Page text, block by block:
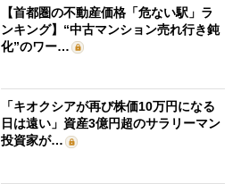
【首都圏の不動産価格「危ない駅」ラ
ンキング】“中古マンション売れ行き鈍
化”のワー…
「キオクシアが再び株価10万円になる
日は遠い」資産3億円超のサラリーマン
投資家が…